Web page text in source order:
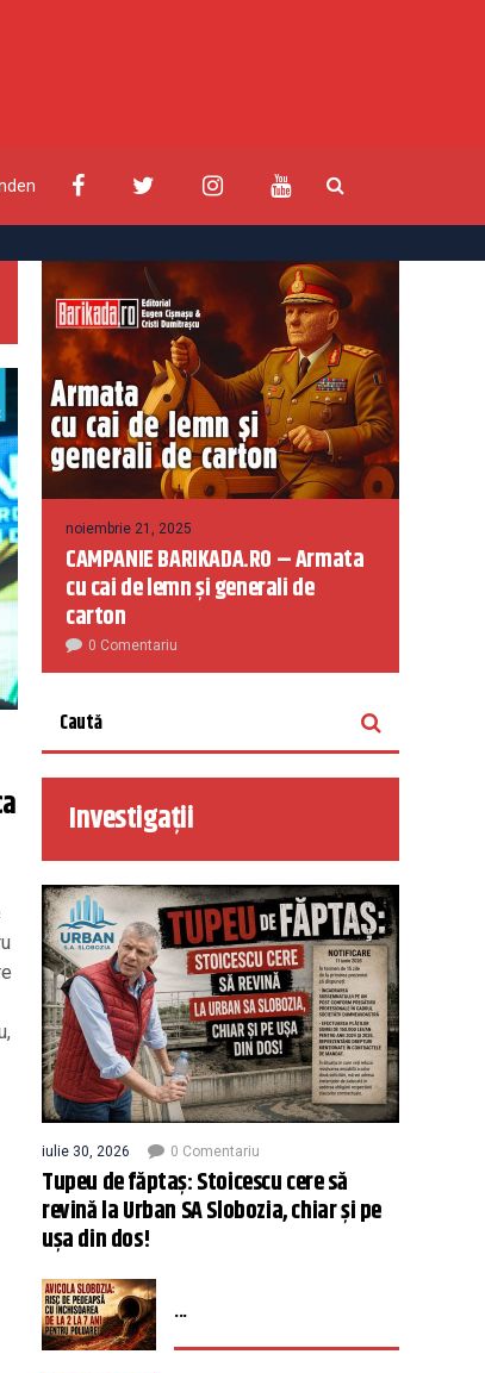
noiembrie 21, 2025
CAMPANIE BARIKADA.RO – Armata
cu cai de lemn și generali de
carton
0 Comentariu
Investigații
iulie 30, 2026 0 Comentariu
Tupeu de făptaș: Stoicescu cere să
revină la Urban SA Slobozia, chiar și pe
ușa din dos!
...